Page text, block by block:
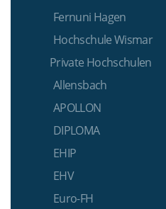
Fernuni Hagen
Hochschule Wismar
Private Hochschulen
Allensbach
APOLLON
DIPLOMA
EHIP
EHV
Euro-FH